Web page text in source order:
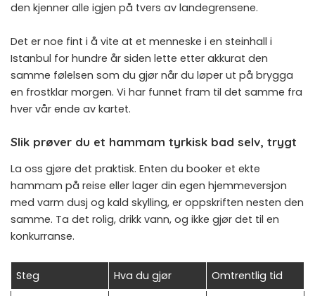
den kjenner alle igjen på tvers av landegrensene.
Det er noe fint i å vite at et menneske i en steinhall i
Istanbul for hundre år siden lette etter akkurat den
samme følelsen som du gjør når du løper ut på brygga
en frostklar morgen. Vi har funnet fram til det samme fra
hver vår ende av kartet.
Slik prøver du et hammam tyrkisk bad selv, trygt
La oss gjøre det praktisk. Enten du booker et ekte
hammam på reise eller lager din egen hjemmeversjon
med varm dusj og kald skylling, er oppskriften nesten den
samme. Ta det rolig, drikk vann, og ikke gjør det til en
konkurranse.
Steg Hva du gjør Omtrentlig tid